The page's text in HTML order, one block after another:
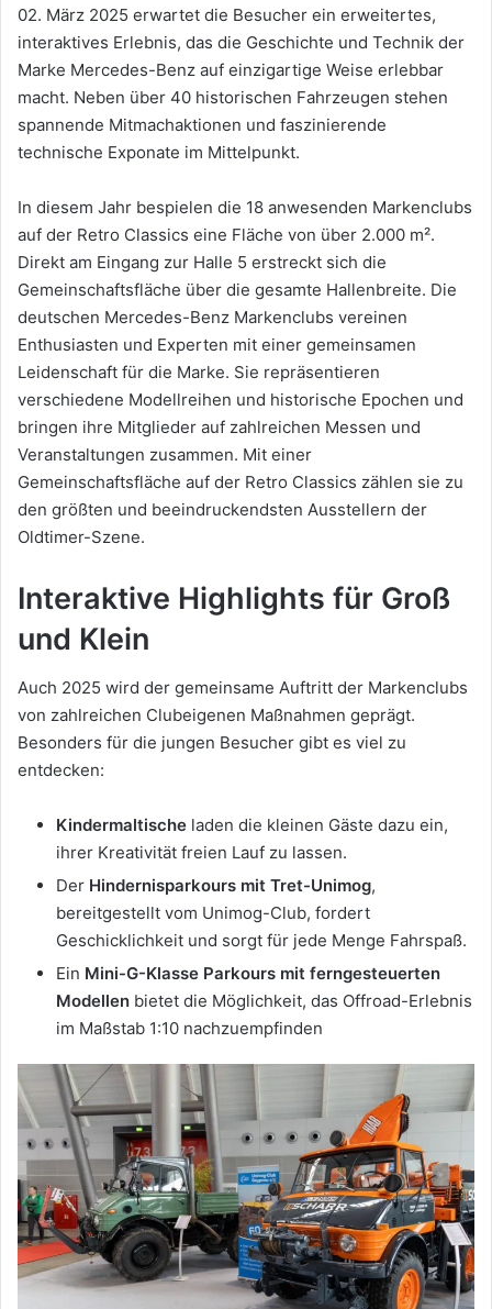
02. März 2025 erwartet die Besucher ein erweitertes,
interaktives Erlebnis, das die Geschichte und Technik der
Marke Mercedes-Benz auf einzigartige Weise erlebbar
macht. Neben über 40 historischen Fahrzeugen stehen
spannende Mitmachaktionen und faszinierende
technische Exponate im Mittelpunkt.
In diesem Jahr bespielen die 18 anwesenden Markenclubs
auf der Retro Classics eine Fläche von über 2.000 m².
Direkt am Eingang zur Halle 5 erstreckt sich die
Gemeinschaftsfläche über die gesamte Hallenbreite. Die
deutschen Mercedes-Benz Markenclubs vereinen
Enthusiasten und Experten mit einer gemeinsamen
Leidenschaft für die Marke. Sie repräsentieren
verschiedene Modellreihen und historische Epochen und
bringen ihre Mitglieder auf zahlreichen Messen und
Veranstaltungen zusammen. Mit einer
Gemeinschaftsfläche auf der Retro Classics zählen sie zu
den größten und beeindruckendsten Ausstellern der
Oldtimer-Szene.
Interaktive Highlights für Groß
und Klein
Auch 2025 wird der gemeinsame Auftritt der Markenclubs
von zahlreichen Clubeigenen Maßnahmen geprägt.
Besonders für die jungen Besucher gibt es viel zu
entdecken:
Kindermaltische laden die kleinen Gäste dazu ein,
ihrer Kreativität freien Lauf zu lassen.
Der Hindernisparkours mit Tret-Unimog,
bereitgestellt vom Unimog-Club, fordert
Geschicklichkeit und sorgt für jede Menge Fahrspaß.
Ein Mini-G-Klasse Parkours mit ferngesteuerten
Modellen bietet die Möglichkeit, das Offroad-Erlebnis
im Maßstab 1:10 nachzuempfinden